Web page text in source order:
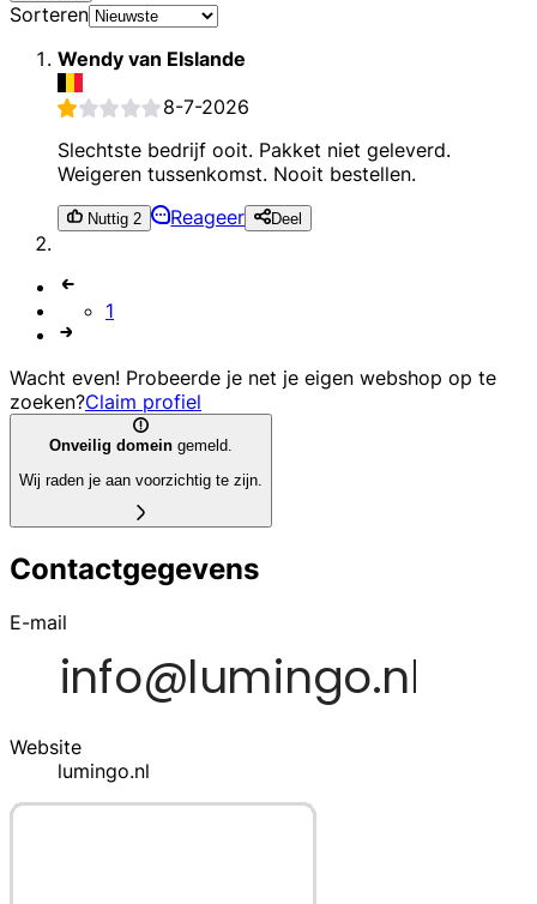
Sorteren
Wendy van Elslande
8-7-2026
Slechtste bedrijf ooit. Pakket niet geleverd.
Weigeren tussenkomst. Nooit bestellen.
Nuttig 2 Reageer Deel
1
Wacht even! Probeerde je net je eigen webshop op te
zoeken?Claim profiel
Onveilig domein gemeld.
Wij raden je aan voorzichtig te zijn.
Contactgegevens
E-mail
Website
lumingo.nl